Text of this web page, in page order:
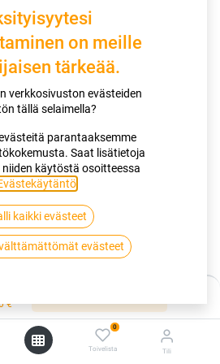
€
0
Toivelista Tili
EFFICIENTGRIP PERFORMANCE
GOODYEAR
PERFORMANCE XL
276195
on meille
tärkeää.
verkkosivuston evästeiden
tällä selaimella?
parantaaksemme
Saat lisätietoja
käytöstä osoitteessa
kaikki evästeet
evästeet